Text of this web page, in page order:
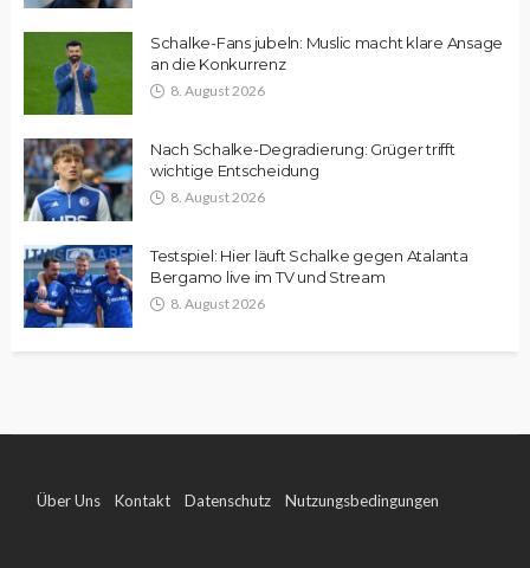
Schalke-Fans jubeln: Muslic macht klare Ansage
an die Konkurrenz
8. August 2026
Nach Schalke-Degradierung: Grüger trifft
wichtige Entscheidung
8. August 2026
Testspiel: Hier läuft Schalke gegen Atalanta
Bergamo live im TV und Stream
8. August 2026
Über Uns Kontakt Datenschutz Nutzungsbedingungen